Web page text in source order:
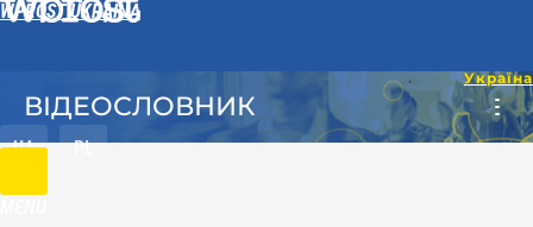
WPROST UKRAINA
UA PL
ВІДЕОСЛОВНИК